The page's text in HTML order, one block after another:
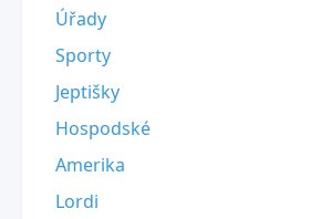
Úřady
Sporty
Jeptišky
Hospodské
Amerika
Lordi